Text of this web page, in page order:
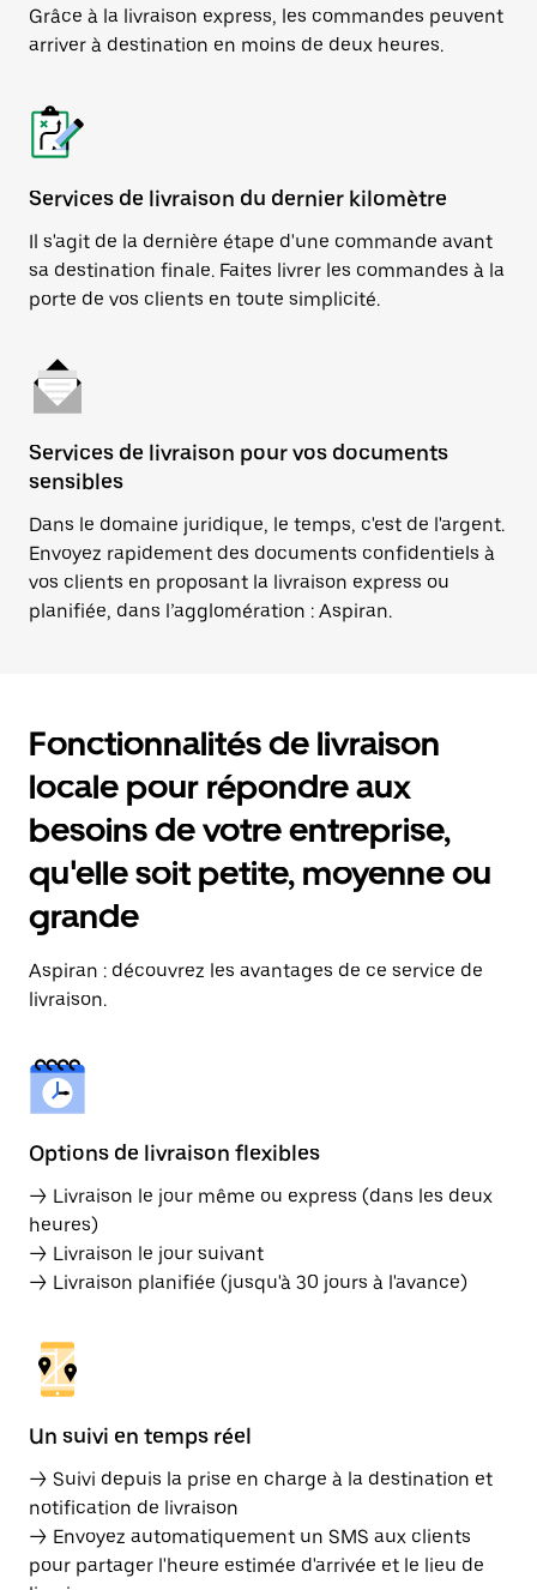
Grâce à la livraison express, les commandes peuvent
arriver à destination en moins de deux heures.
Services de livraison du dernier kilomètre
Il s'agit de la dernière étape d'une commande avant
sa destination finale. Faites livrer les commandes à la
porte de vos clients en toute simplicité.
Services de livraison pour vos documents
sensibles
Dans le domaine juridique, le temps, c'est de l'argent.
Envoyez rapidement des documents confidentiels à
vos clients en proposant la livraison express ou
planifiée, dans l’agglomération : Aspiran.
Fonctionnalités de livraison
locale pour répondre aux
besoins de votre entreprise,
qu'elle soit petite, moyenne ou
grande
Aspiran : découvrez les avantages de ce service de
livraison.
Options de livraison flexibles
→ Livraison le jour même ou express (dans les deux
heures)
→ Livraison le jour suivant
→ Livraison planifiée (jusqu'à 30 jours à l'avance)
Un suivi en temps réel
→ Suivi depuis la prise en charge à la destination et
notification de livraison
→ Envoyez automatiquement un SMS aux clients
pour partager l'heure estimée d'arrivée et le lieu de